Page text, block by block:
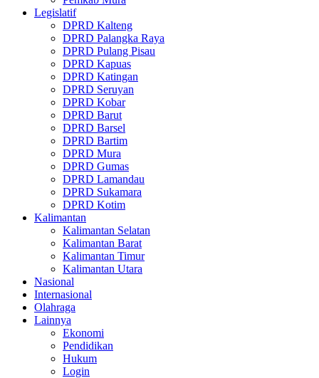
Legislatif
DPRD Kalteng
DPRD Palangka Raya
DPRD Pulang Pisau
DPRD Kapuas
DPRD Katingan
DPRD Seruyan
DPRD Kobar
DPRD Barut
DPRD Barsel
DPRD Bartim
DPRD Mura
DPRD Gumas
DPRD Lamandau
DPRD Sukamara
DPRD Kotim
Kalimantan
Kalimantan Selatan
Kalimantan Barat
Kalimantan Timur
Kalimantan Utara
Nasional
Internasional
Olahraga
Lainnya
Ekonomi
Pendidikan
Hukum
Login